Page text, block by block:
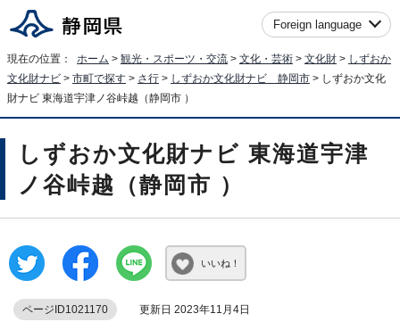
Foreign language
現在の位置： ホーム > 観光・スポーツ・交流 > 文化・芸術 > 文化財 > しずおか
文化財ナビ > 市町で探す > さ行 > しずおか文化財ナビ 静岡市 > しずおか文化
財ナビ 東海道宇津ノ谷峠越（静岡市 ）
しずおか文化財ナビ 東海道宇津
ノ谷峠越（静岡市 ）
いいね！
ページID1021170 更新日 2023年11月4日